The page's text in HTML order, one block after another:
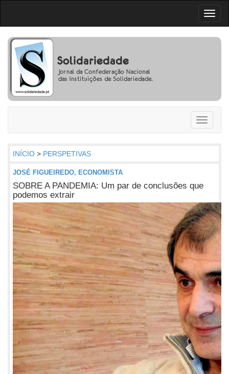
Toggle
INÍCIO > PERSPETIVAS
JOSÉ FIGUEIREDO, ECONOMISTA
SOBRE A PANDEMIA: Um par de conclusões que
podemos extrair